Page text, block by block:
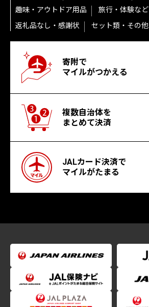
趣味・アウトドア用品
旅行・体験など
返礼品なし・感謝状
セット類・その他
寄附で
マイルがつかえる
複数自治体を
まとめて決済
JALカード決済で
マイルがたまる